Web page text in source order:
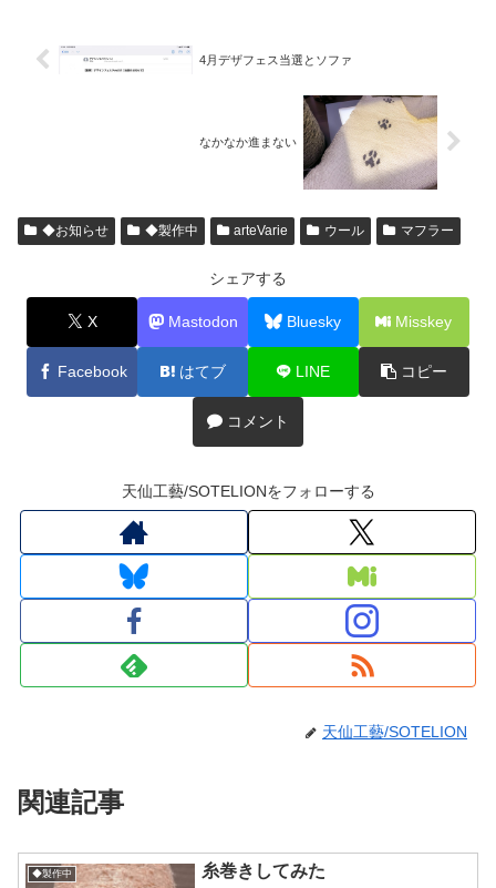
4月デザフェス当選とソファ
なかなか進まない
◆お知らせ ◆製作中 arteVarie ウール マフラー
シェアする
X Mastodon Bluesky Misskey
Facebook はてブ LINE コピー
コメント
天仙工藝/SOTELIONをフォローする
天仙工藝/SOTELION
関連記事
◆製作中 糸巻きしてみた